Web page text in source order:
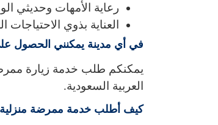
رعاية الأمهات وحديثي
العناية بذوي الاحتياجات
في أي مدينة يمكنني الحصول
يمكنكم طلب خدمة زيارة
العربية السعودية.
كيف أطلب خدمة ممرضة